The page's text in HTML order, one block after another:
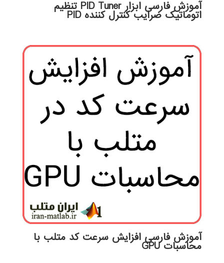
آموزش فارسی ابزار PID Tuner تنظیم
اتوماتیک ضرایب کنترل کننده PID
آموزش فارسی افزایش سرعت کد متلب با
محاسبات GPU